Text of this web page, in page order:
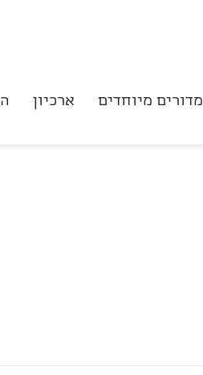
מדורים מיוחדים ארכיון